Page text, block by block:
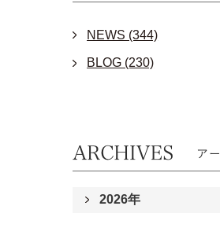
NEWS (344)
BLOG (230)
2026年